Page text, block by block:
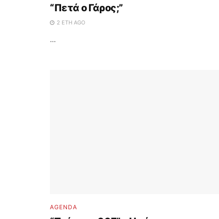
“Πετά ο Γάρος;”
2 ΈΤΗ AGO
...
AGENDA